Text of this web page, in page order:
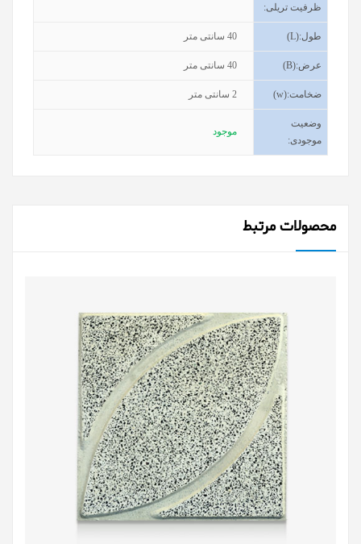
ظرفیت تریلی:
طول(L):
40 سانتی متر
عرض(B):
40 سانتی متر
ضخامت(w):
2 سانتی متر
وضعیت
موجودی:
موجود
محصولات مرتبط